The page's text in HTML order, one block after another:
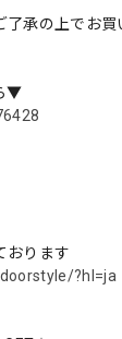
承の上でお買
▼
おります
?hl=ja